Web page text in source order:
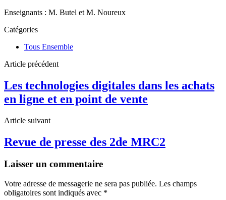
Enseignants : M. Butel et M. Noureux
Catégories
Tous Ensemble
Article précédent
Les technologies digitales dans les achats
en ligne et en point de vente
Article suivant
Revue de presse des 2de MRC2
Laisser un commentaire
Votre adresse de messagerie ne sera pas publiée. Les champs
obligatoires sont indiqués avec *